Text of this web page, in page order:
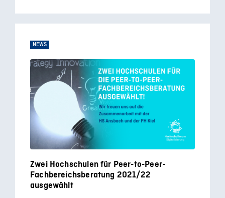
NEWS
Zwei Hochschulen für Peer-to-Peer-
Fachbereichsberatung 2021/22
ausgewählt